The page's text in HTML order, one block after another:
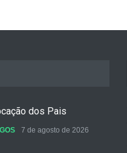
dos Pais
7 de agosto de 2026